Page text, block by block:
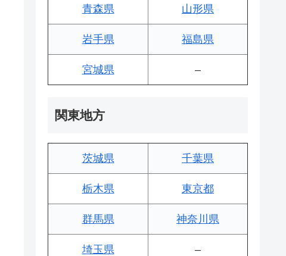
青森県 山形県
岩手県 福島県
宮城県 –
関東地方
茨城県 千葉県
栃木県 東京都
群馬県 神奈川県
埼玉県 –